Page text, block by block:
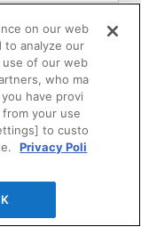
on our web
to analyze our
use of our web
who ma
have provi
your use
to custo
Privacy Poli